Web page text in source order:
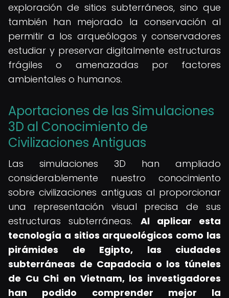
exploración de sitios subterráneos, sino que
también han mejorado la conservación al
permitir a los arqueólogos y conservadores
estudiar y preservar digitalmente estructuras
frágiles o amenazadas por factores
ambientales o humanos.
Aportaciones de las Simulaciones
3D al Conocimiento de
Civilizaciones Antiguas
Las simulaciones 3D han ampliado
considerablemente nuestro conocimiento
sobre civilizaciones antiguas al proporcionar
una representación visual precisa de sus
estructuras subterráneas. Al aplicar esta
tecnología a sitios arqueológicos como las
pirámides de Egipto, las ciudades
subterráneas de Capadocia o los túneles
de Cu Chi en Vietnam, los investigadores
han podido comprender mejor la